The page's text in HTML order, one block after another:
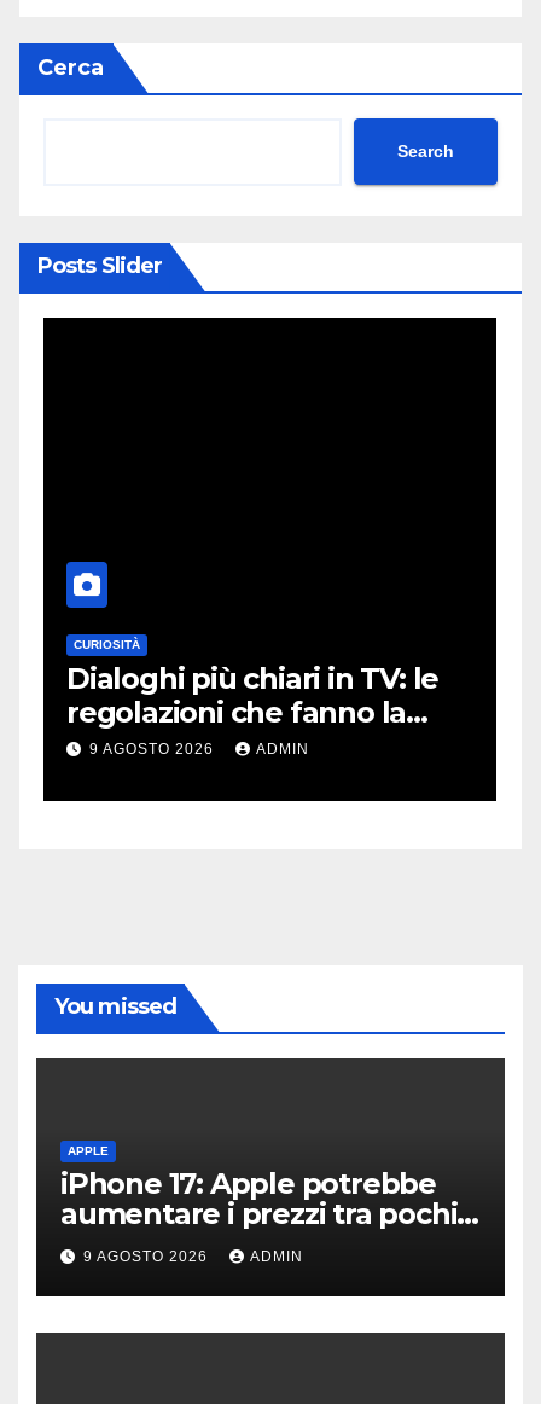
Cerca
Search
Posts Slider
CURIOSITÀ
Dialoghi più chiari in TV: le
regolazioni che fanno la
differenza
9 AGOSTO 2026 ADMIN
You missed
APPLE
iPhone 17: Apple potrebbe
aumentare i prezzi tra pochi
giorni
9 AGOSTO 2026 ADMIN